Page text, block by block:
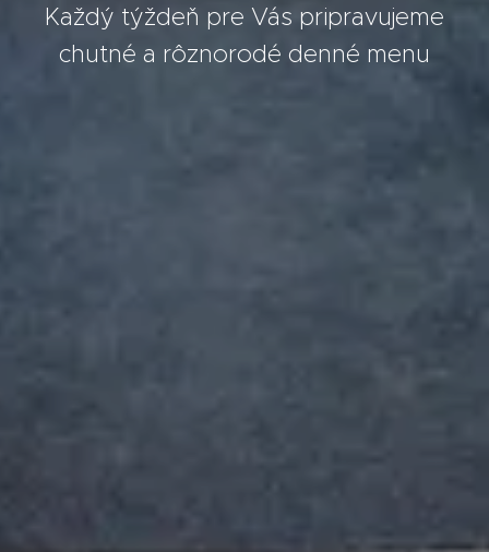
Každý týždeň pre Vás pripravujeme
chutné a rôznorodé denné menu